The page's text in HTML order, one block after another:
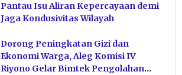
Pantau Isu Aliran Kepercayaan demi
Jaga Kondusivitas Wilayah
Dorong Peningkatan Gizi dan
Ekonomi Warga, Aleg Komisi IV
Riyono Gelar Bimtek Pengolahan